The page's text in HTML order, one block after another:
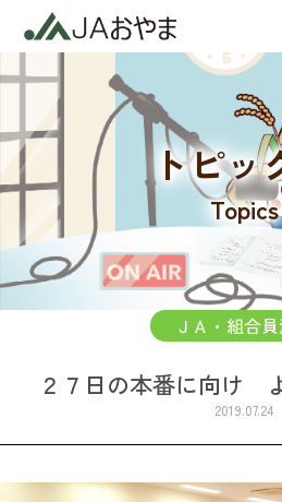
トピッ
Topics
ＪＡ・組合
２７日の本番に向け
2019.07.24